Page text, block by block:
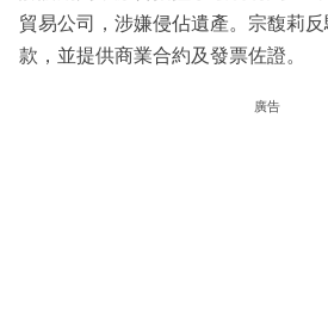
貿易公司，涉嫌侵佔遺產。宗馥莉
款，並提供商業合約及發票佐證。
廣告